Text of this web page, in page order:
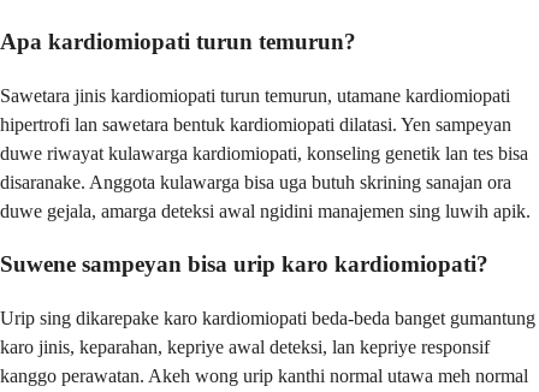
Apa kardiomiopati turun temurun?
Sawetara jinis kardiomiopati turun temurun, utamane kardiomiopati
hipertrofi lan sawetara bentuk kardiomiopati dilatasi. Yen sampeyan
duwe riwayat kulawarga kardiomiopati, konseling genetik lan tes bisa
disaranake. Anggota kulawarga bisa uga butuh skrining sanajan ora
duwe gejala, amarga deteksi awal ngidini manajemen sing luwih apik.
Suwene sampeyan bisa urip karo kardiomiopati?
Urip sing dikarepake karo kardiomiopati beda-beda banget gumantung
karo jinis, keparahan, kepriye awal deteksi, lan kepriye responsif
kanggo perawatan. Akeh wong urip kanthi normal utawa meh normal